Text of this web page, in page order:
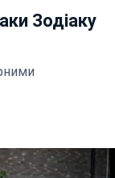
Зодіаку